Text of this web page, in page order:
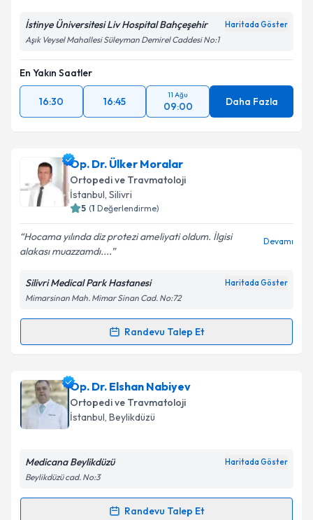
İstinye Üniversitesi Liv Hospital Bahçeşehir Haritada Göster
Aşık Veysel Mahallesi Süleyman Demirel Caddesi No:1
En Yakın Saatler
16:30 16:45
11 Ağu
09:00 Daha Fazla
Op. Dr. Ülker Moralar
Ortopedi ve Travmatoloji
İstanbul, Silivri
5 (1 Değerlendirme)
Hocama yılında diz protezi ameliyati oldum. İlgisi
alakası muazzamdı....
Devamı
Silivri Medical Park Hastanesi Haritada Göster
Mimarsinan Mah. Mimar Sinan Cad. No:72
Randevu Talep Et
Randevu Takvimi Talebi
Op. Dr. Ülker Moralariçin randevu takvimi talebi
oluşturun. Size bu uzmandan randevu almanız için bir
takvim hazırlandığında e-posta ile bilgilendireceğiz.
Kişisel verilerimin işlenmesine ilişkin
Op. Dr. Elshan Nabiyev
Ortopedi ve Travmatoloji
İstanbul, Beylikdüzü
Medicana Beylikdüzü Haritada Göster
Beylikdüzü cad. No:3
Randevu Talep Et